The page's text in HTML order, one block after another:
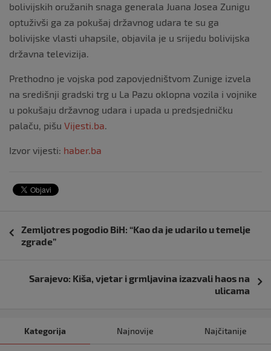
bolivijskih oružanih snaga generala Juana Josea Zunigu
optuživši ga za pokušaj državnog udara te su ga
bolivijske vlasti uhapsile, objavila je u srijedu bolivijska
državna televizija.
Prethodno je vojska pod zapovjedništvom Zunige izvela
na središnji gradski trg u La Pazu oklopna vozila i vojnike
u pokušaju državnog udara i upada u predsjedničku
palaču, pišu Vijesti.ba.
Izvor vijesti: haber.ba
objava
Zemljotres pogodio BiH: “Kao da je udarilo u temelje
zgrade”
Sarajevo: Kiša, vjetar i grmljavina izazvali haos na
ulicama
Kategorija Najnovije Najčitanije